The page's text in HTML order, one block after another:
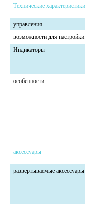
Технические
управления
возможности для настройки
Индикаторы
особенности
аксессуары
развертываемые аксессуары